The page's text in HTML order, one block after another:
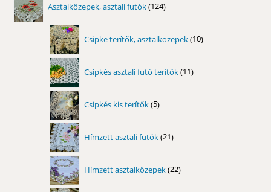
Asztalközepek, asztali futók 124
termék
Csipke terítők, asztalközepek 10
termék
Csipkés asztali futó terítők 11
termék
Csipkés kis terítők 5
termék
Hímzett asztali futók 21
termék
Hímzett asztalközepek 22
termék